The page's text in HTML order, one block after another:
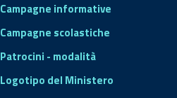
Campagne informative
Campagne scolastiche
Patrocini - modalità
Logotipo del Ministero